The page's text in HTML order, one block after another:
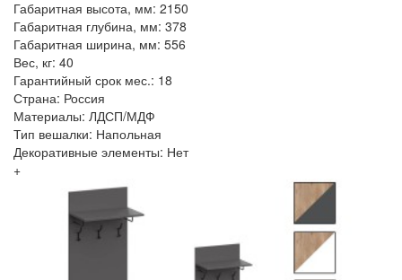
Габаритная высота, мм: 2150
Габаритная глубина, мм: 378
Габаритная ширина, мм: 556
Вес, кг: 40
Гарантийный срок мес.: 18
Страна: Россия
Материалы: ЛДСП/МДФ
Тип вешалки: Напольная
Декоративные элементы: Нет
+